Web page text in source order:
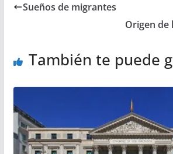
Sueños de migrantes
Origen de
También te puede